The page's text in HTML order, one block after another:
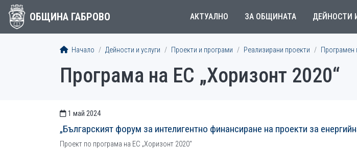
ОБЩИНА ГАБРОВО АКТУАЛНО ЗА ОБЩИНАТА ДЕЙНОСТИ
Начало Дейности и услуги Проекти и програми Реализирани проекти Програмен
Програма на ЕС „Хоризонт 2020“
СТАТИИСТАТИИ
1 май 2024
„Българският форум за интелигентно финансиране на проекти за
Проект по програма на ЕС „Хоризонт 2020“